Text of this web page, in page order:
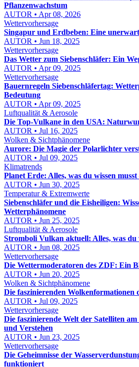
Pflanzenwachstum
AUTOR • Apr 08, 2026
Wettervorhersage
Singapur und Erdbeben: Eine
AUTOR • Jun 18, 2025
Wettervorhersage
Das Wetter zum Siebenschläfer: Ein
AUTOR • Apr 09, 2025
Wettervorhersage
Bauernregeln Siebenschläfertag:
Bedeutung
AUTOR • Apr 09, 2025
Luftqualität & Aerosole
Die Top-Vulkane in den USA:
AUTOR • Jul 16, 2025
Wolken & Sichtphänomene
Aurore: Die Magie der Polarlichter
AUTOR • Jul 09, 2025
Klimatrends
Planet Erde: Alles, was du wissen
AUTOR • Jun 30, 2025
Temperatur & Extremwerte
Siebenschläfer und die Eisheiligen:
Wetterphänomene
AUTOR • Jun 25, 2025
Luftqualität & Aerosole
Stromboli Vulkan aktuell: Alles, was du
AUTOR • Jun 08, 2025
Wettervorhersage
Die Wettermoderatoren des ZDF: Ein
AUTOR • Jun 20, 2025
Wolken & Sichtphänomene
Die faszinierenden Wolkenformationen
AUTOR • Jul 09, 2025
Wettervorhersage
Die faszinierende Welt der Satelliten
und Verstehen
AUTOR • Jun 23, 2025
Wettervorhersage
Die Geheimnisse der
funktioniert